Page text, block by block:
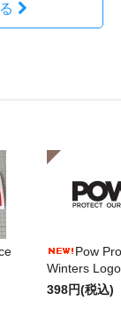
Pow
Winters
398円(税込)